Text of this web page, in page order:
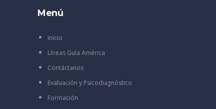
Menú
Inicio
Líneas Guía América
Contáctanos
Evaluación y Psicodiagnóstico
Formación